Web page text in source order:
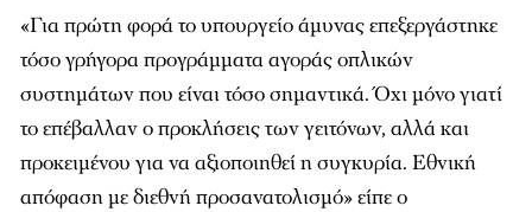
«Για πρώτη φορά το υπουργείο άμυνας επεξεργάστηκε
τόσο γρήγορα προγράμματα αγοράς οπλικών
συστημάτων που είναι τόσο σημαντικά. Όχι μόνο γιατί
το επέβαλλαν ο προκλήσεις των γειτόνων, αλλά και
προκειμένου για να αξιοποιηθεί η συγκυρία. Εθνική
απόφαση με διεθνή προσανατολισμό» είπε ο